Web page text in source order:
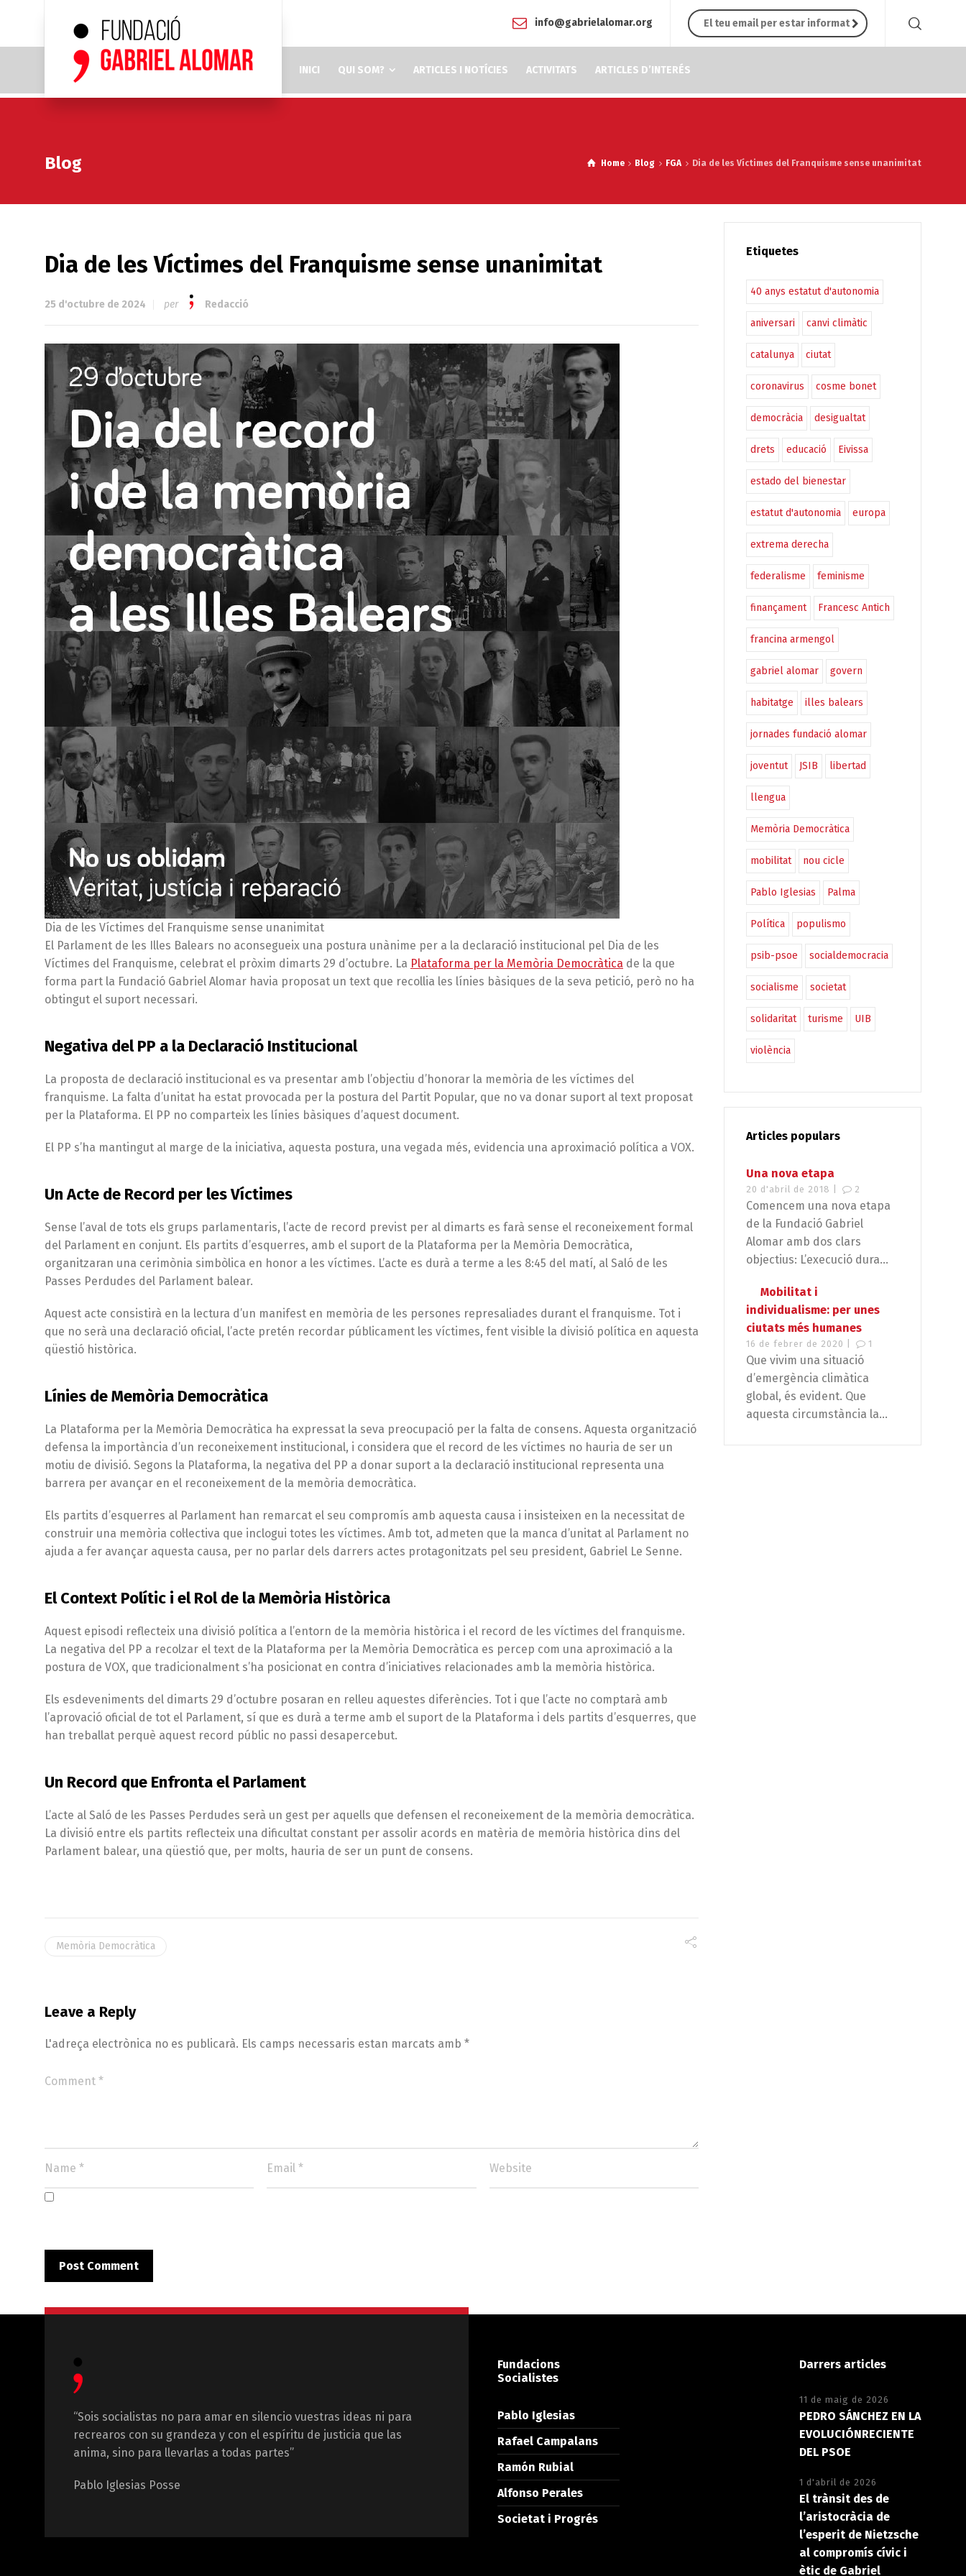
info@gabrielalomar.org
INICI QUI SOM? ARTICLES I NOTÍCIES ACTIVITATS ARTICLES D’INTERÉS
Blog Home Blog FGA Dia de les Víctimes del Franquisme sense unanimitat
Dia de les Víctimes del Franquisme sense unanimitat
25 d'octubre de 2024 per Redacció
Dia de les Víctimes del Franquisme sense unanimitat
El Parlament de les Illes Balears no aconsegueix una postura unànime per a la declaració institucional pel Dia de les
Víctimes del Franquisme, celebrat el pròxim dimarts 29 d’octubre. La Plataforma per la Memòria Democràtica de la que
forma part la Fundació Gabriel Alomar havia proposat un text que recollia les línies bàsiques de la seva petició, però no ha
obtingut el suport necessari.
Negativa del PP a la Declaració Institucional
La proposta de declaració institucional es va presentar amb l’objectiu d’honorar la memòria de les víctimes del
franquisme. La falta d’unitat ha estat provocada per la postura del Partit Popular, que no va donar suport al text proposat
per la Plataforma. El PP no comparteix les línies bàsiques d’aquest document.
El PP s’ha mantingut al marge de la iniciativa, aquesta postura, una vegada més, evidencia una aproximació política a VOX.
Un Acte de Record per les Víctimes
Sense l’aval de tots els grups parlamentaris, l’acte de record previst per al dimarts es farà sense el reconeixement formal
del Parlament en conjunt. Els partits d’esquerres, amb el suport de la Plataforma per la Memòria Democràtica,
organitzaran una cerimònia simbòlica en honor a les víctimes. L’acte es durà a terme a les 8:45 del matí, al Saló de les
Passes Perdudes del Parlament balear.
Aquest acte consistirà en la lectura d’un manifest en memòria de les persones represaliades durant el franquisme. Tot i
que no serà una declaració oficial, l’acte pretén recordar públicament les víctimes, fent visible la divisió política en aquesta
qüestió històrica.
Línies de Memòria Democràtica
La Plataforma per la Memòria Democràtica ha expressat la seva preocupació per la falta de consens. Aquesta organització
defensa la importància d’un reconeixement institucional, i considera que el record de les víctimes no hauria de ser un
motiu de divisió. Segons la Plataforma, la negativa del PP a donar suport a la declaració institucional representa una
barrera per avançar en el reconeixement de la memòria democràtica.
Els partits d’esquerres al Parlament han remarcat el seu compromís amb aquesta causa i insisteixen en la necessitat de
construir una memòria col·lectiva que inclogui totes les víctimes. Amb tot, admeten que la manca d’unitat al Parlament no
ajuda a fer avançar aquesta causa, per no parlar dels darrers actes protagonitzats pel seu president, Gabriel Le Senne.
El Context Polític i el Rol de la Memòria Històrica
Aquest episodi reflecteix una divisió política a l’entorn de la memòria històrica i el record de les víctimes del franquisme.
La negativa del PP a recolzar el text de la Plataforma per la Memòria Democràtica es percep com una aproximació a la
postura de VOX, que tradicionalment s’ha posicionat en contra d’iniciatives relacionades amb la memòria històrica.
Els esdeveniments del dimarts 29 d’octubre posaran en relleu aquestes diferències. Tot i que l’acte no comptarà amb
l’aprovació oficial de tot el Parlament, sí que es durà a terme amb el suport de la Plataforma i dels partits d’esquerres, que
han treballat perquè aquest record públic no passi desapercebut.
Un Record que Enfronta el Parlament
L’acte al Saló de les Passes Perdudes serà un gest per aquells que defensen el reconeixement de la memòria democràtica.
La divisió entre els partits reflecteix una dificultat constant per assolir acords en matèria de memòria històrica dins del
Parlament balear, una qüestió que, per molts, hauria de ser un punt de consens.
Memòria Democràtica
Leave a Reply
L'adreça electrònica no es publicarà. Els camps necessaris estan marcats amb *
Etiquetes
40 anys estatut d'autonomia
aniversari canvi climàtic
catalunya ciutat
coronavirus cosme bonet
democràcia desigualtat
drets educació Eivissa
estado del bienestar
estatut d'autonomia europa
extrema derecha
federalisme feminisme
finançament Francesc Antich
francina armengol
gabriel alomar govern
habitatge illes balears
jornades fundació alomar
joventut JSIB libertad
llengua
Memòria Democràtica
mobilitat nou cicle
Pablo Iglesias Palma
Política populismo
psib-psoe socialdemocracia
socialisme societat
solidaritat turisme UIB
violència
Articles populars
Una nova etapa
20 d'abril de 2018 | 2
Comencem una nova etapa
de la Fundació Gabriel
Alomar amb dos clars
objectius: L’execució dura...
Mobilitat i
individualisme: per unes
ciutats més humanes
16 de febrer de 2020 | 1
Que vivim una situació
d’emergència climàtica
global, és evident. Que
aquesta circumstància la...
“Sois socialistas no para amar en silencio vuestras ideas ni para
recrearos con su grandeza y con el espíritu de justicia que las
anima, sino para llevarlas a todas partes”
Pablo Iglesias Posse
Fundacions
Socialistes
Pablo Iglesias
Rafael Campalans
Ramón Rubial
Alfonso Perales
Societat i Progrés
Darrers articles
11 de maig de 2026
PEDRO SÁNCHEZ EN LA
EVOLUCIÓNRECIENTE
DEL PSOE
1 d'abril de 2026
El trànsit des de
l’aristocràcia de
l’esperit de Nietzsche
al compromís cívic i
ètic de Gabriel